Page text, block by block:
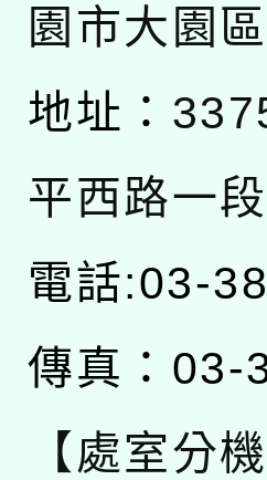
園市大園
地址：
平西路一
電話:03-
傳真：03-
【處室分